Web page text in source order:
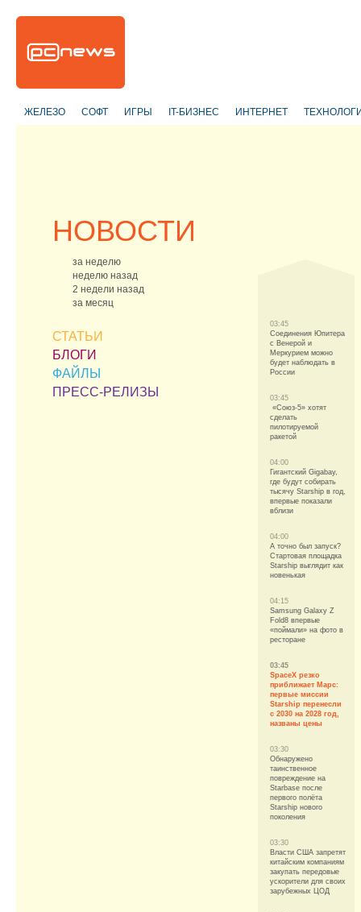
ЖЕЛЕЗО СОФТ ИГРЫ IT-БИЗНЕС ИНТЕРНЕТ
НОВОСТИ
за неделю
неделю назад
2 недели назад
за месяц
СТАТЬИ
БЛОГИ
ФАЙЛЫ
ПРЕСС-РЕЛИЗЫ
03:45
Соединения Юпитера
с Венерой и
Меркурием можно
будет наблюдать в
России
03:45
«Союз-5» хотят
сделать
пилотируемой
ракетой
04:00
Гигантский Gigabay,
где будут собирать
тысячу Starship в год,
впервые показали
вблизи
04:00
А точно был запуск?
Стартовая площадка
Starship выглядит как
новенькая
04:15
Samsung Galaxy Z
Fold8 впервые
«поймали» на фото в
ресторане
03:45
SpaceX резко
приближает Марс:
первые миссии
Starship перенесли
с 2030 на 2028 год,
названы цены
03:30
Обнаружено
таинственное
повреждение на
Starbase после
первого полёта
Starship нового
поколения
03:30
Власти США запретят
китайским компаниям
закупать передовые
ускорители для своих
зарубежных ЦОД